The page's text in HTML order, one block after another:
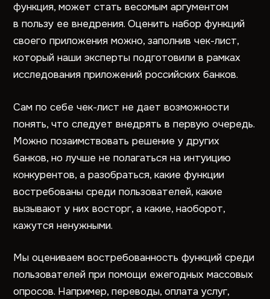
функция, может стать весомым аргументом
в пользу ее внедрения. Оценить набор функций
своего приложения можно, заполнив чек-лист,
который наши эксперты подготовили в рамках
исследования приложений российских банков.
Сам по себе чек-лист не дает возможности
понять, что следует внедрять в первую очередь.
Можно позаимствовать решение у других
банков, но лучше не полагаться на интуицию
конкурентов, а разобраться, какие функции
востребованы среди пользователей, какие
вызывают у них восторг, а какие, наоборот,
кажутся ненужными.
Мы оцениваем востребованность функций среди
пользователей при помощи ежегодных массовых
опросов. Например, переводы, оплата услуг,